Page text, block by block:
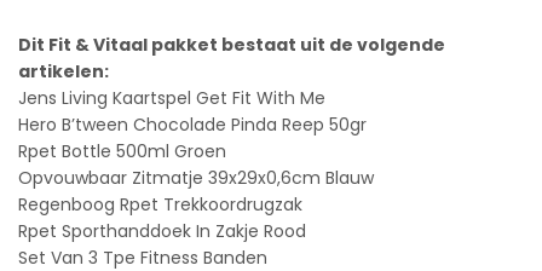
Dit Fit & Vitaal pakket bestaat uit de volgende
artikelen:
Jens Living Kaartspel Get Fit With Me
Hero B’tween Chocolade Pinda Reep 50gr
Rpet Bottle 500ml Groen
Opvouwbaar Zitmatje 39x29x0,6cm Blauw
Regenboog Rpet Trekkoordrugzak
Rpet Sporthanddoek In Zakje Rood
Set Van 3 Tpe Fitness Banden